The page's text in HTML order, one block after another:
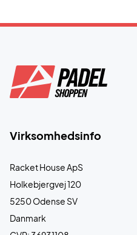
Virksomhedsinfo
Racket House ApS
Holkebjergvej 120
5250 Odense SV
Danmark